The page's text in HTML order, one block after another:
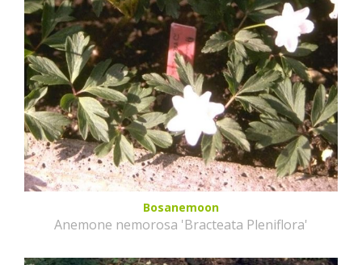
Bosanemoon
Anemone nemorosa 'Bracteata Pleniflora'